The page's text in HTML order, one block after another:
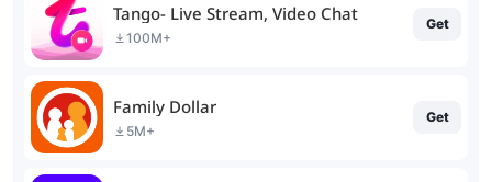
Tango- Live Stream, Video Chat
100M+
Get
Family Dollar
5M+
Get